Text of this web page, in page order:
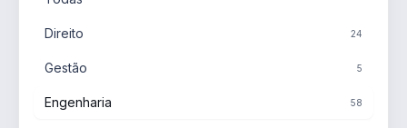
Direito 24
Gestão 5
Engenharia 58